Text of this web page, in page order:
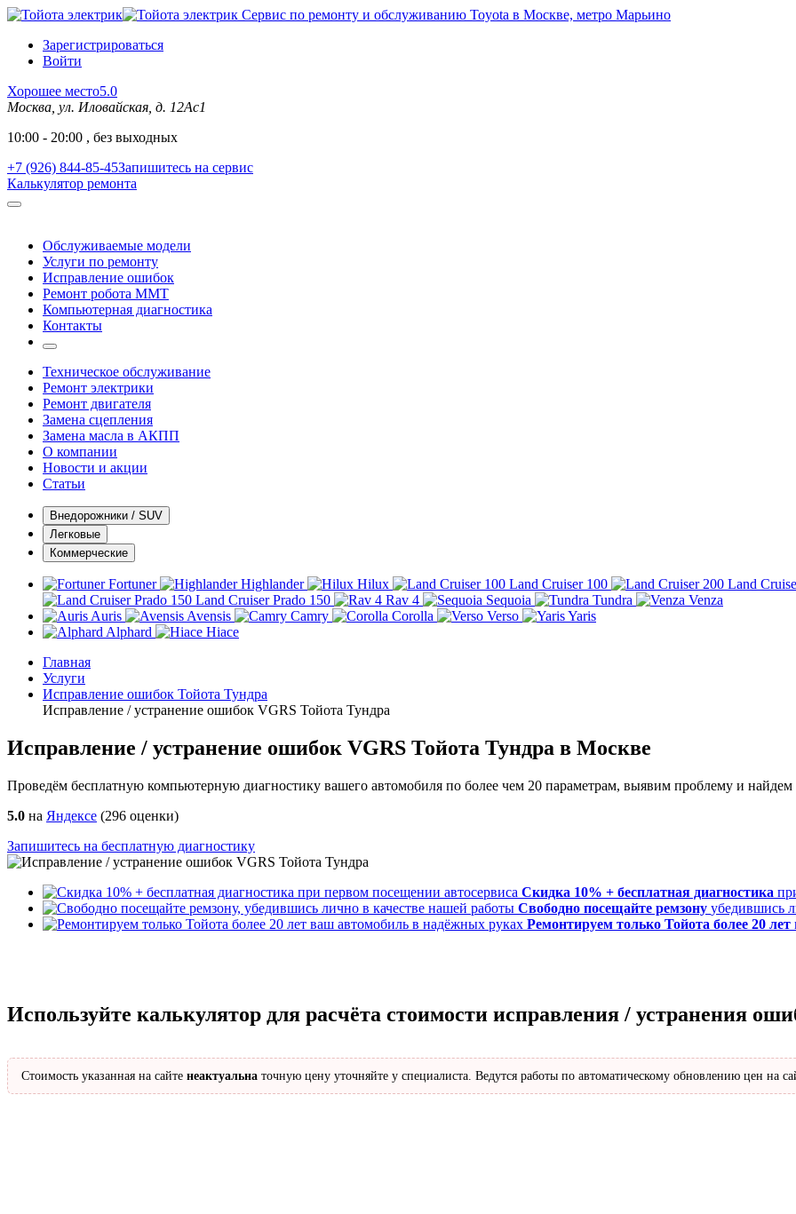
Сервис по ремонту и обслуживанию Toyota в Москве, метро Марьино
Зарегистрироваться
Войти
Хорошее место5.0
Москва, ул. Иловайская, д. 12Ас1
10:00 - 20:00 , без выходных
+7 (926) 844-85-45Запишитесь на сервис
Калькулятор ремонта
Обслуживаемые модели
Услуги по ремонту
Исправление ошибок
Ремонт робота MMT
Компьютерная диагностика
Контакты
Техническое обслуживание
Ремонт электрики
Ремонт двигателя
Замена сцепления
Замена масла в АКПП
О компании
Новости и акции
Статьи
Внедорожники / SUV
Легковые
Коммерческие
Fortuner Highlander Hilux Land Cruiser 100 Land
Land Cruiser Prado 150
Rav 4 Sequoia Tundra
Venza
Auris
Avensis Camry Corolla Verso
Yaris
Alphard
Hiace
Главная
Услуги
Исправление ошибок Тойота Тундра
Исправление / устранение ошибок VGRS Тойота Тундра
Исправление / устранение ошибок VGRS Тойота Тундра в Москве
Проведём бесплатную компьютерную диагностику вашего автомобиля по более чем 20 параметрам, выявим проблему и
5.0 на Яндексе (296 оценки)
Запишитесь на бесплатную диагностику
Скидка 10% + бесплатная диагностика
Свободно посещайте ремзону убедившись
Ремонтируем только Тойота более 20 лет
Используйте калькулятор для расчёта стоимости исправления / устранения
Стоимость указанная на сайте неактуальна точную цену уточняйте у специалиста. Ведутся работы по автоматическому обновлению цен на